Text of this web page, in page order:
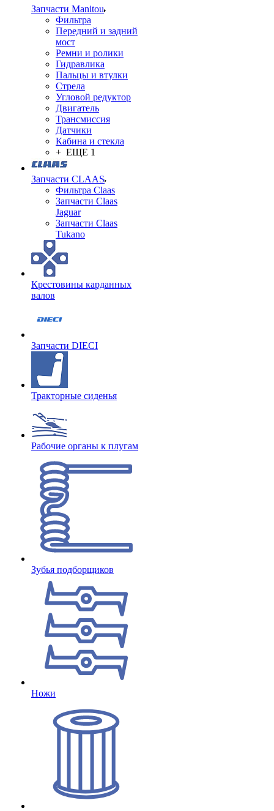
Запчасти Manitou
Фильтра
Передний и задний
мост
Ремни и ролики
Гидравлика
Пальцы и втулки
Стрела
Угловой редуктор
Двигатель
Трансмиссия
Датчики
Кабина и стекла
+ ЕЩЕ 1
Запчасти CLAAS
Фильтра Claas
Запчасти Claas
Jaguar
Запчасти Claas
Tukano
Крестовины карданных
валов
Запчасти DIECI
Тракторные сиденья
Рабочие органы к плугам
Зубья подборщиков
Ножи